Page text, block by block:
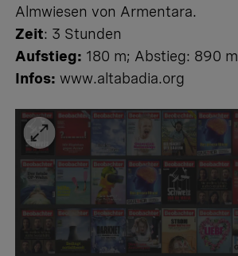
Almwiesen von Armentara.
Zeit: 3 Stunden
Aufstieg: 180 m; Abstieg: 890 m
Infos: www.altabadia.org